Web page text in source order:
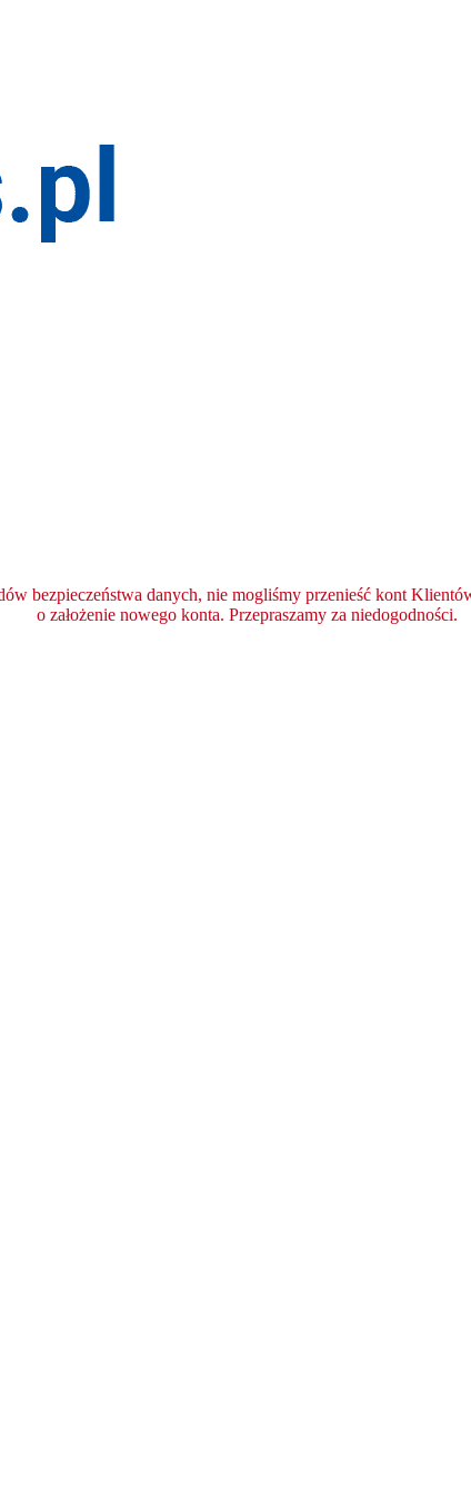
bezpieczeństwa danych, nie mogliśmy przenieść kont
o założenie nowego konta. Przepraszamy za niedogodności.